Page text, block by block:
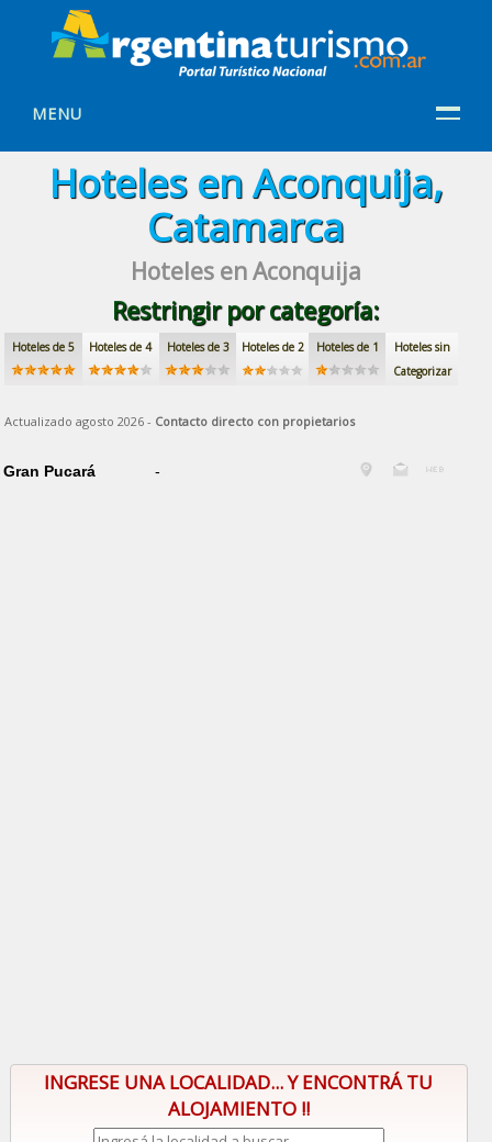
MENU
Hoteles en Aconquija,
Catamarca
Hoteles en Aconquija
Restringir por categoría:
Hoteles de 5 Hoteles de 4 Hoteles de 3 Hoteles de 2 Hoteles de 1
Hoteles sin
Categorizar
Actualizado agosto 2026 - Contacto directo con propietarios
Gran Pucará -
INGRESE UNA LOCALIDAD... Y ENCONTRÁ TU
ALOJAMIENTO !!